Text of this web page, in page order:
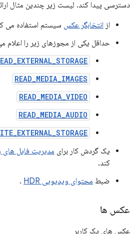
دسترسی پیدا کند. لیست زیر چندین مثال
از انتخابگر عکس سیستم استفاده می
حداقل یکی از مجوزهای زیر را اعلام
READ_MEDIA_IMAGES
READ_MEDIA_VIDEO
READ_MEDIA_AUDIO
یک گردش کار برای مدیریت فایل های
کند.
ضبط محتوای ویدیویی HDR .
عکس ها
عکس های یک کاربر